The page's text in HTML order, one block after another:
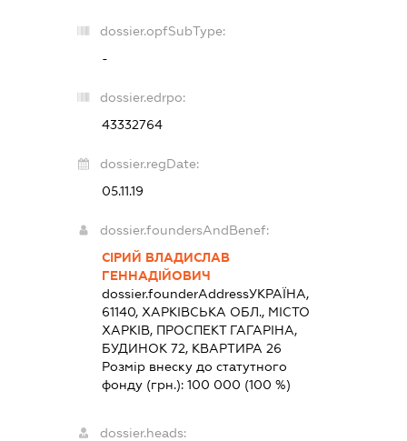
dossier.opfSubType:
-
dossier.edrpo:
43332764
dossier.regDate:
05.11.19
dossier.foundersAndBenef:
СІРИЙ ВЛАДИСЛАВ
ГЕННАДІЙОВИЧ
dossier.founderAddressУКРАЇНА,
61140, ХАРКІВСЬКА ОБЛ., МІСТО
ХАРКІВ, ПРОСПЕКТ ГАГАРІНА,
БУДИНОК 72, КВАРТИРА 26
Розмір внеску до статутного
фонду (грн.): 100 000 (100 %)
dossier.heads: